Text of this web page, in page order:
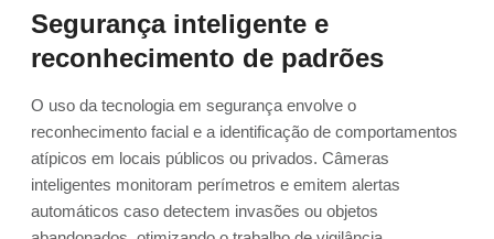
Segurança inteligente e
reconhecimento de padrões
O uso da tecnologia em segurança envolve o
reconhecimento facial e a identificação de comportamentos
atípicos em locais públicos ou privados. Câmeras
inteligentes monitoram perímetros e emitem alertas
automáticos caso detectem invasões ou objetos